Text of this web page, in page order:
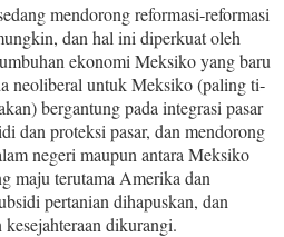
mendorong reformasi‑refor­masi
dan hal ini diperkuat oleh
ekonomi Meksiko yang baru
neoliberal untuk Meksiko (paling ti­
bergantung pada integrasi pasar
dan proteksi pasar, dan mendorong
negeri maupun antara Meksiko
maju terutama Amerika dan
pertanian dihapuskan, dan
dikurangi.